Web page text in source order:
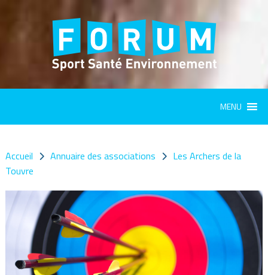
MENU
Accueil Annuaire des associations
Les Archers de la
Touvre
Panneau de gestion des cookies